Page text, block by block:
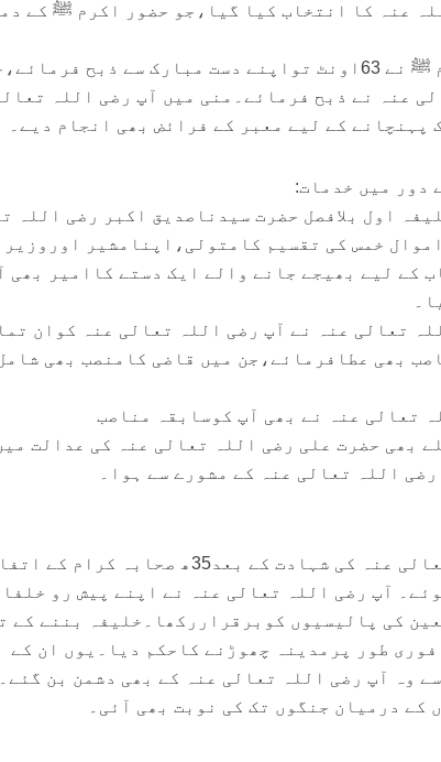
عنہ کا انتخاب کیا گیا،جو حضور اکرم ﷺ کے
٭….حجة الوداع(10ھ)میں حضوراکرم ﷺ نے 63اونٹ تواپنے دست مبارک سے ذبح
عنہ نے ذبح فرمائے۔منی میں آپ رضی اللہ
کے لیے معبر کے فرائض بھی انجام دیے۔
دور میں خدمات:
اول بلافصل حضرت سیدناصدیق اکبر رضی اللہ
خمس کی تقسیم کامتولی،اپنامشیر
کے لیے بھیجے جانے والے ایک دستے کاامیر بھی
تعالی عنہ نے آپ رضی اللہ تعالی عنہ کوان
بھی عطافرمائے،جن میں قاضی کامنصب بھی
تعالی عنہ نے بھی آپ کوسابقہ مناصب
بھی حضرت علی رضی اللہ تعالی عنہ کی عدالت
اللہ تعالی عنہ کے مشورے سے ہوا۔
حضرت سیدناعثمان غنی رضی اللہ تعالی عنہ کی شہادت کے بعد35ھ صحابہ کرام کے
آپ رضی اللہ تعالی عنہ نے اپنے پیش رو
کی پالیسیوں کوبرقراررکھا۔خلیفہ بننے کے
فوری طور پرمدینہ چھوڑنے کاحکم دیا۔یوں ان کے
وہ آپ رضی اللہ تعالی عنہ کے بھی دشمن بن
کے درمیان جنگوں تک کی نوبت بھی آئی۔